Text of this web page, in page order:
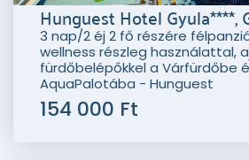
Hunguest Hotel Gyula****,
3 nap/2 éj 2 fő részére
wellness részleg használattal,
fürdőbelépőkkel a Várfürdőbe
AquaPalotába - Hunguest
154 000 Ft